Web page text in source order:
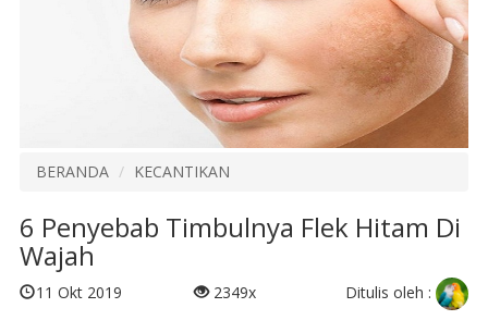
BERANDA KECANTIKAN
6 Penyebab Timbulnya Flek Hitam Di
Wajah
11 Okt 2019 2349x
Ditulis oleh :